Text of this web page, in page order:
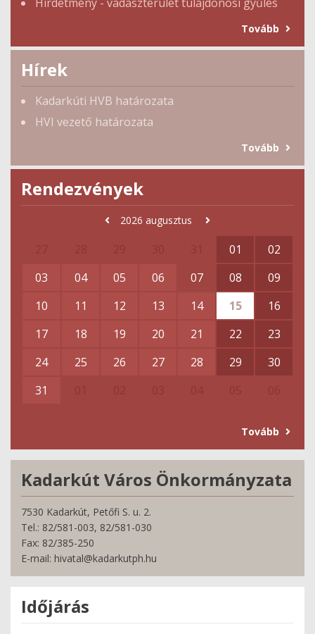
Tovább
Hírek
Kadarkúti HVB határozata
HVI vezető határozata
Tovább
Rendezvények
2026 augusztus
01
02
03
04 05 06 07 08
09
10
11 12 13 14 15
16
17
18 19 20 21 22
23
24
25 26 27 28 29
30
31
Tovább
Kadarkút Város Önkormányzata
7530 Kadarkút, Petőfi S. u. 2.
Tel.: 82/581-003, 82/581-030
Fax: 82/385-250
E-mail: hivatal@kadarkutph.hu
Időjárás